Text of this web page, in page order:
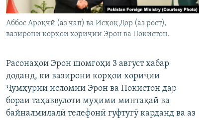
Аббос Ароқчӣ (аз чап) ва Исҳоқ Дор (аз рост),
вазирони корҳои хориҷии Эрон ва Покистон.
Расонаҳои Эрон шомгоҳи 3 август хабар
доданд, ки вазирони корҳои хориҷии
Ҷумҳурии исломии Эрон ва Покистон дар
бораи таҳаввулоти муҳими минтақаӣ ва
байналмилалӣ телефонӣ гуфтугӯ карданд ва аз